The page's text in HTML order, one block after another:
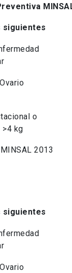
siguientes
o
>4 kg
2013
siguientes